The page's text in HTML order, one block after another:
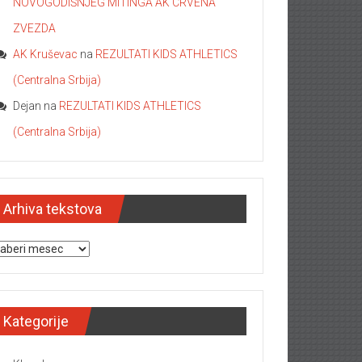
NOVOGODIŠNJEG MITINGA AK CRVENA
ZVEZDA
AK Kruševac na REZULTATI KIDS ATHLETICS
(Centralna Srbija)
Dejan na REZULTATI KIDS ATHLETICS
(Centralna Srbija)
Arhiva tekstova
tekstova
Kategorije